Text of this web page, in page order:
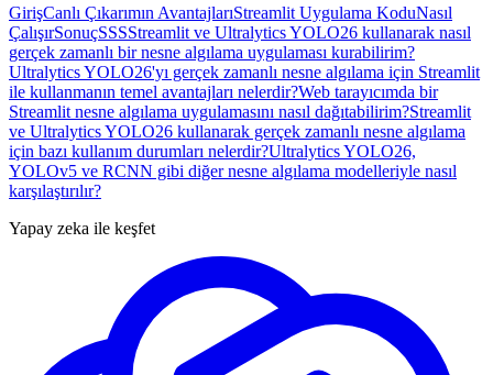
GirişCanlı Çıkarımın AvantajlarıStreamlit Uygulama KoduNasıl
ÇalışırSonuçSSSStreamlit ve Ultralytics YOLO26 kullanarak nasıl
gerçek zamanlı bir nesne algılama uygulaması kurabilirim?
Ultralytics YOLO26'yı gerçek zamanlı nesne algılama için Streamlit
ile kullanmanın temel avantajları nelerdir?Web tarayıcımda bir
Streamlit nesne algılama uygulamasını nasıl dağıtabilirim?Streamlit
ve Ultralytics YOLO26 kullanarak gerçek zamanlı nesne algılama
için bazı kullanım durumları nelerdir?Ultralytics YOLO26,
YOLOv5 ve RCNN gibi diğer nesne algılama modelleriyle nasıl
karşılaştırılır?
Yapay zeka ile keşfet